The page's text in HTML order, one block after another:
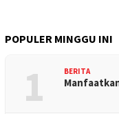
POPULER MINGGU INI
1 BERITA